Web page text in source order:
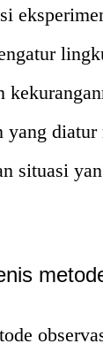
yang diatur
situasi